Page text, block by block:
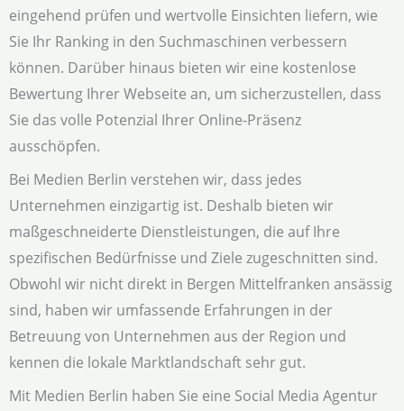
eingehend prüfen und wertvolle Einsichten liefern, wie
Sie Ihr Ranking in den Suchmaschinen verbessern
können. Darüber hinaus bieten wir eine kostenlose
Bewertung Ihrer Webseite an, um sicherzustellen, dass
Sie das volle Potenzial Ihrer Online-Präsenz
ausschöpfen.
Bei Medien Berlin verstehen wir, dass jedes
Unternehmen einzigartig ist. Deshalb bieten wir
maßgeschneiderte Dienstleistungen, die auf Ihre
spezifischen Bedürfnisse und Ziele zugeschnitten sind.
Obwohl wir nicht direkt in Bergen Mittelfranken ansässig
sind, haben wir umfassende Erfahrungen in der
Betreuung von Unternehmen aus der Region und
kennen die lokale Marktlandschaft sehr gut.
Mit Medien Berlin haben Sie eine Social Media Agentur